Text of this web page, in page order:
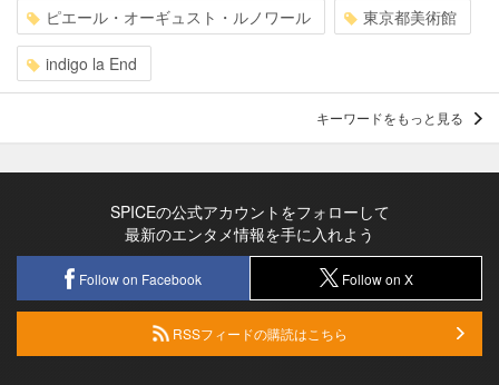
ピエール・オーギュスト・ルノワール 東京都美術館
indigo la End
キーワードをもっと見る
SPICEの公式アカウントをフォローして
最新のエンタメ情報を手に入れよう
Follow on Facebook Follow on X
RSSフィードの購読はこちら